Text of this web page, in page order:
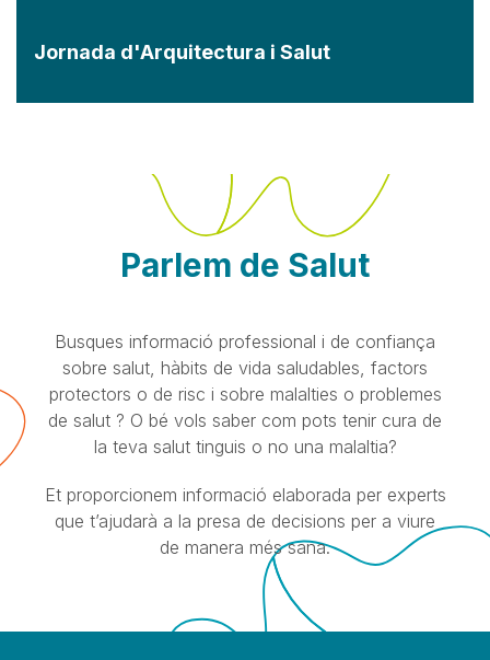
Jornada d'Arquitectura i Salut
Parlem de Salut
Busques informació professional i de confiança
sobre salut, hàbits de vida saludables, factors
protectors o de risc i sobre malalties o problemes
de salut ? O bé vols saber com pots tenir cura de
la teva salut tinguis o no una malaltia?
Et proporcionem informació elaborada per experts
que t’ajudarà a la presa de decisions per a viure
de manera més sana.